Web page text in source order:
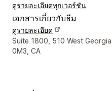
ดูรายละเอียดทุกเวอร์ชัน
เอกสารเกี่ยวกับธีม
ดูรายละเอียด
รายละเอียดการติดต่อผู้ออก
Suite 1800, 510 West
0M3, CA